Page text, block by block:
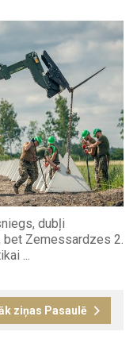
dubļi
Zemessardzes 2.
...
ziņas Pasaulē